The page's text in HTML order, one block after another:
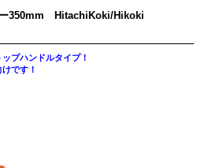
ー350mm HitachiKoki/Hikoki
プハンドルタイプ！
です！